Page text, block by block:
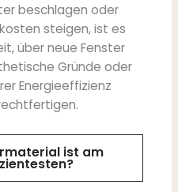
beschlagen oder
steigen, ist es
über neue Fenster
Gründe oder
Energieeffizienz
ist am